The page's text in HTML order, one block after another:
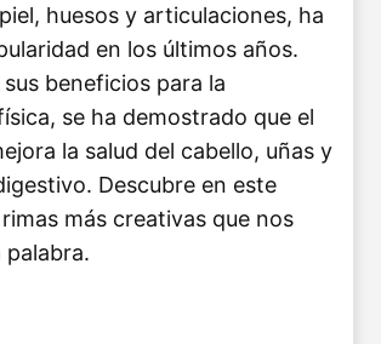
huesos y articulaciones, ha
en los últimos años.
beneficios para la
se ha demostrado que el
la salud del cabello, uñas y
Descubre en este
más creativas que nos